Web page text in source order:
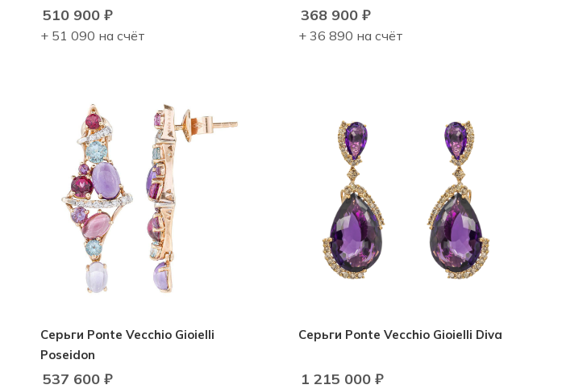
510 900₽
+ 51 090 на счёт
368 900 ₽
+ 36 890 на счёт
Серьги Ponte Vecchio Gioielli
Poseidon
537 600₽
Серьги Ponte Vecchio Gioielli Diva
1 215 000 ₽